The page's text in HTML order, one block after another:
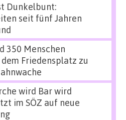
Dunkelbunt:
seit fünf Jahren
350 Menschen
Friedensplatz zu
wird Bar wird
im SÖZ auf neue